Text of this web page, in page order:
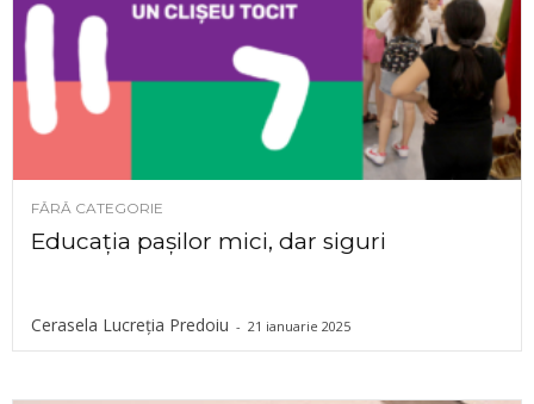
FĂRĂ CATEGORIE
Educația pașilor mici, dar siguri
Cerasela Lucreția Predoiu - 21 ianuarie 2025